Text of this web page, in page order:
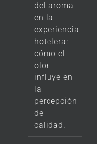
del aroma
en la
experiencia
hotelera:
cómo el
olor
influye en
la
percepción
de
calidad.